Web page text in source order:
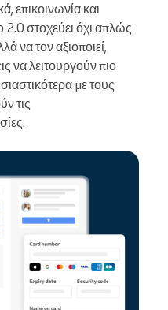
επικοινωνία και
στοχεύει όχι απλώς
να τον αξιοποιεί,
να λειτουργούν πιο
με τους
τις